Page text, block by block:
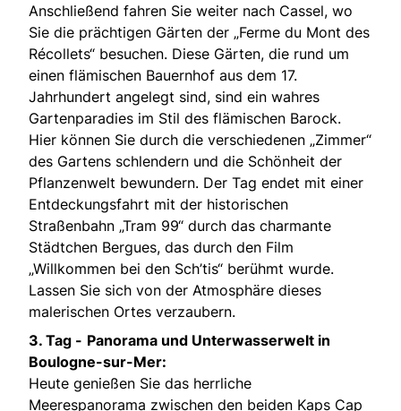
Anschließend fahren Sie weiter nach Cassel, wo
Sie die prächtigen Gärten der „Ferme du Mont des
Récollets“ besuchen. Diese Gärten, die rund um
einen flämischen Bauernhof aus dem 17.
Jahrhundert angelegt sind, sind ein wahres
Gartenparadies im Stil des flämischen Barock.
Hier können Sie durch die verschiedenen „Zimmer“
des Gartens schlendern und die Schönheit der
Pflanzenwelt bewundern. Der Tag endet mit einer
Entdeckungsfahrt mit der historischen
Straßenbahn „Tram 99“ durch das charmante
Städtchen Bergues, das durch den Film
„Willkommen bei den Sch’tis“ berühmt wurde.
Lassen Sie sich von der Atmosphäre dieses
malerischen Ortes verzaubern.
3. Tag - Panorama und Unterwasserwelt in
Boulogne-sur-Mer:
Heute genießen Sie das herrliche
Meerespanorama zwischen den beiden Kaps Cap